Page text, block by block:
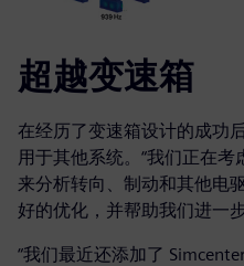
超越变速箱
在经历了变速箱设计的成功
用于其他系统。“我们正在
来分析转向、制动和其他电
好的优化，并帮助我们进一
“我们最近还添加了